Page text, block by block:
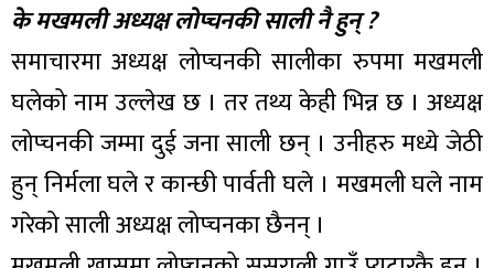
के मखमली अध्यक्ष लोप्चनकी साली नै हुन् ?
समाचारमा अध्यक्ष लोप्चनकी सालीका रुपमा मखमली
घलेको नाम उल्लेख छ । तर तथ्य केही भिन्न छ । अध्यक्ष
लोप्चनकी जम्मा दुई जना साली छन् । उनीहरु मध्ये जेठी
हुन् निर्मला घले र कान्छी पार्वती घले । मखमली घले नाम
गरेको साली अध्यक्ष लोप्चनका छैनन् ।